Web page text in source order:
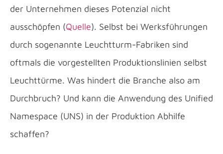
der Unternehmen dieses Potenzial nicht
ausschöpfen (Quelle). Selbst bei Werksführungen
durch sogenannte Leuchtturm-Fabriken sind
oftmals die vorgestellten Produktionslinien selbst
Leuchttürme. Was hindert die Branche also am
Durchbruch? Und kann die Anwendung des Unified
Namespace (UNS) in der Produktion Abhilfe
schaffen?